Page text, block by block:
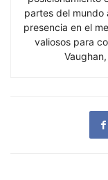
partes del mundo
presencia en el
valiosos para